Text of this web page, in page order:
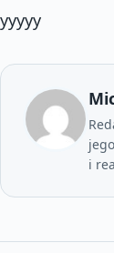
yyyyy
i